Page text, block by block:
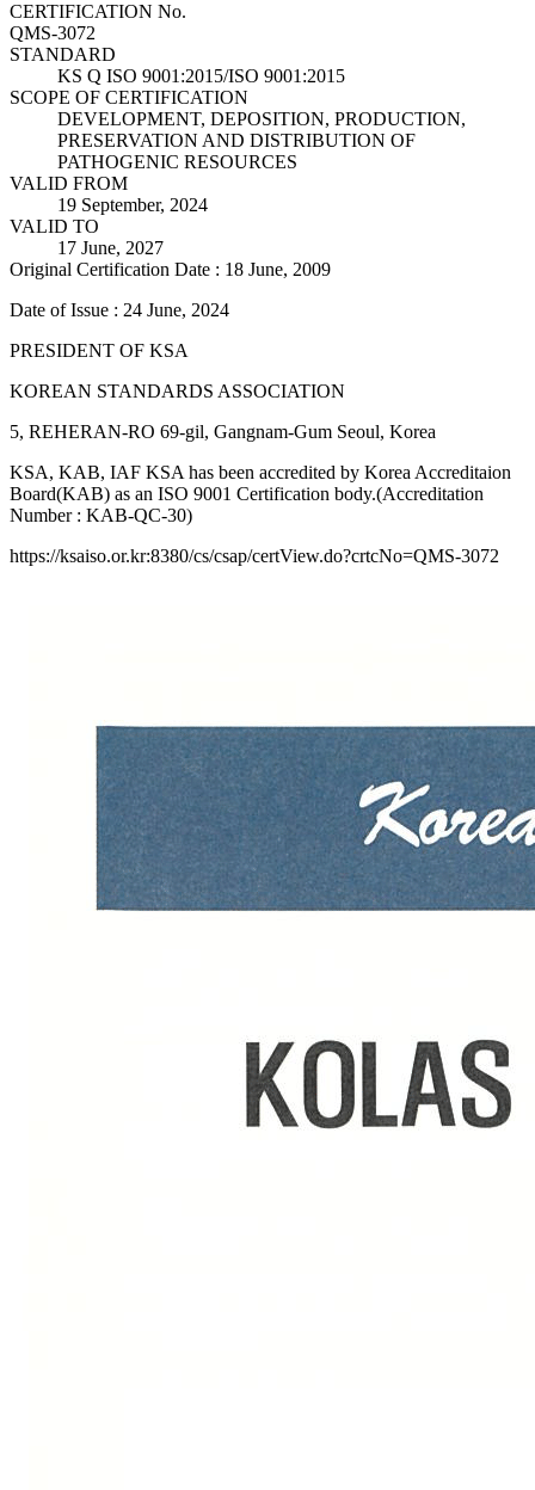
CERTIFICATION No.
QMS-3072
STANDARD
KS Q ISO 9001:2015/ISO 9001:2015
SCOPE OF CERTIFICATION
DEVELOPMENT, DEPOSITION, PRODUCTION,
PRESERVATION AND DISTRIBUTION OF
PATHOGENIC RESOURCES
VALID FROM
19 September, 2024
VALID TO
17 June, 2027
Original Certification Date : 18 June, 2009
Date of Issue : 24 June, 2024
PRESIDENT OF KSA
KOREAN STANDARDS ASSOCIATION
5, REHERAN-RO 69-gil, Gangnam-Gum Seoul, Korea
KSA, KAB, IAF KSA has been accredited by Korea Accreditaion
Board(KAB) as an ISO 9001 Certification body.(Accreditation
Number : KAB-QC-30)
https://ksaiso.or.kr:8380/cs/csap/certView.do?crtcNo=QMS-3072